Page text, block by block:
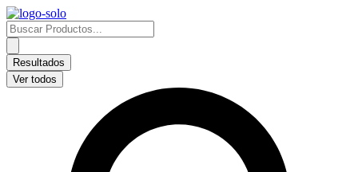
Ir
al
contenido
Search
...
Resultados
Ver todos